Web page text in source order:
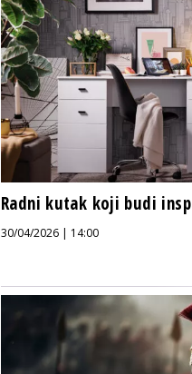
Radni kutak koji budi
30/04/2026 | 14:00